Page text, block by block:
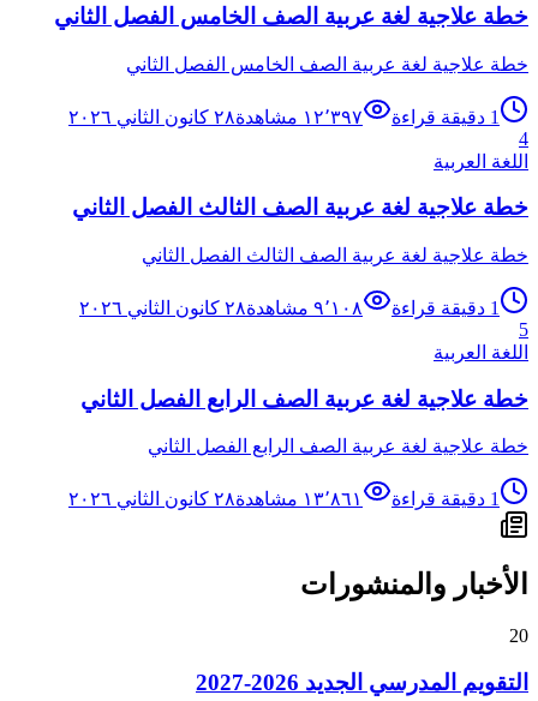
خطة علاجية لغة عربية الصف الخامس الفصل الثاني
خطة علاجية لغة عربية الصف الخامس الفصل الثاني
1 دقيقة قراءة ١٢٬٣٩٧ مشاهدة٢٨ كانون الثاني ٢٠٢٦
4
اللغة العربية
خطة علاجية لغة عربية الصف الثالث الفصل الثاني
خطة علاجية لغة عربية الصف الثالث الفصل الثاني
1 دقيقة قراءة ٩٬١٠٨ مشاهدة٢٨ كانون الثاني ٢٠٢٦
5
اللغة العربية
خطة علاجية لغة عربية الصف الرابع الفصل الثاني
خطة علاجية لغة عربية الصف الرابع الفصل الثاني
1 دقيقة قراءة ١٣٬٨٦١ مشاهدة٢٨ كانون الثاني ٢٠٢٦
الأخبار والمنشورات
20
التقويم المدرسي الجديد 2026-2027